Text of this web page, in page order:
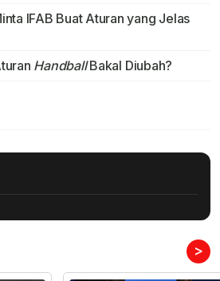
IFAB Buat Aturan yang Jelas
HandballBakal Diubah?
>